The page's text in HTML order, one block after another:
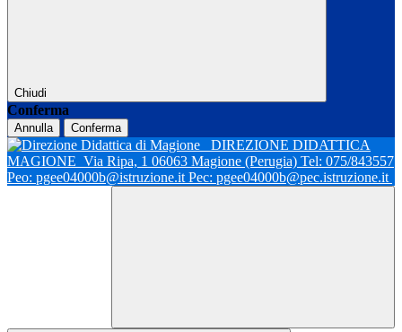
Chiudi
Conferma
Annulla Conferma
DIREZIONE DIDATTICA
MAGIONE Via Ripa, 1 06063 Magione (Perugia) Tel: 075/843557
Peo: pgee04000b@istruzione.it Pec: pgee04000b@pec.istruzione.it